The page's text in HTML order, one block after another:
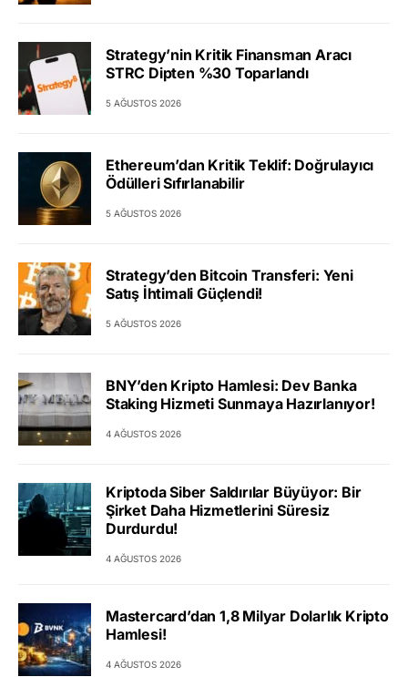
Strategy’nin Kritik Finansman Aracı
STRC Dipten %30 Toparlandı
5 AĞUSTOS 2026
Ethereum’dan Kritik Teklif: Doğrulayıcı
Ödülleri Sıfırlanabilir
5 AĞUSTOS 2026
Strategy’den Bitcoin Transferi: Yeni
Satış İhtimali Güçlendi!
5 AĞUSTOS 2026
BNY’den Kripto Hamlesi: Dev Banka
Staking Hizmeti Sunmaya Hazırlanıyor!
4 AĞUSTOS 2026
Kriptoda Siber Saldırılar Büyüyor: Bir
Şirket Daha Hizmetlerini Süresiz
Durdurdu!
4 AĞUSTOS 2026
Mastercard’dan 1,8 Milyar Dolarlık Kripto
Hamlesi!
4 AĞUSTOS 2026